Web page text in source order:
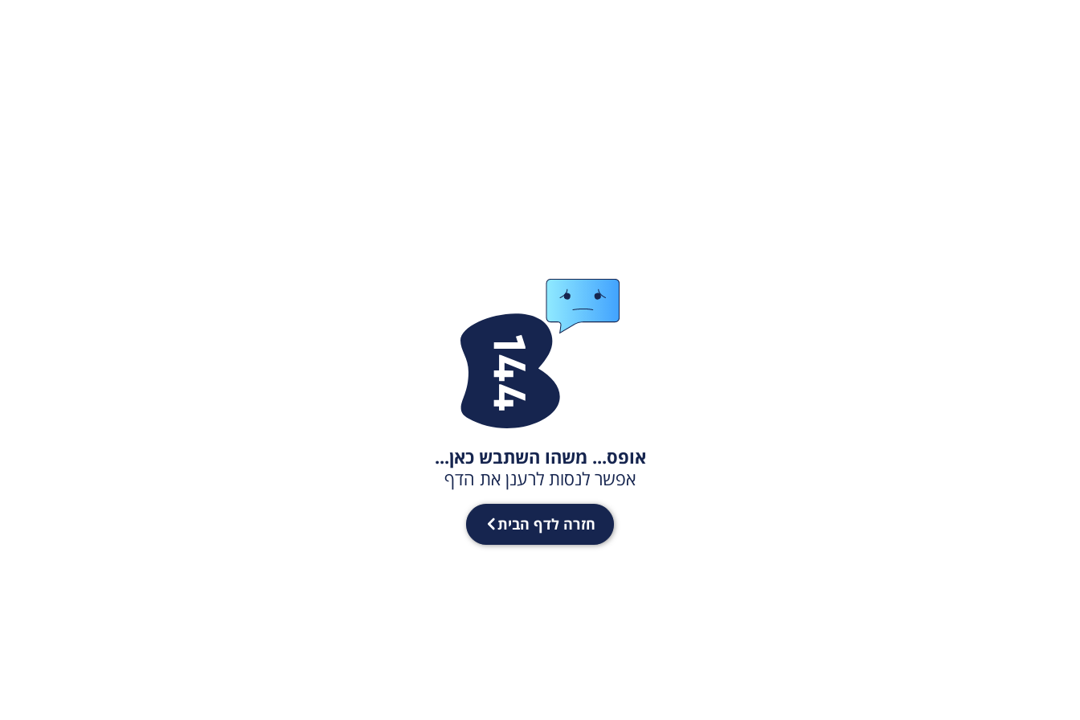
אופס... משהו השתבש כאן...
אפשר לנסות לרענן את הדף
חזרה לדף הבית